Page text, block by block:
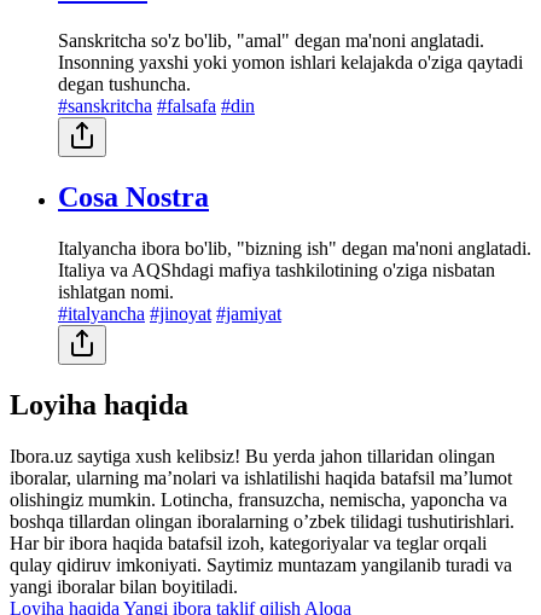
Sanskritcha so'z bo'lib, "amal" degan ma'noni anglatadi.
Insonning yaxshi yoki yomon ishlari kelajakda o'ziga qaytadi
degan tushuncha.
#sanskritcha #falsafa #din
Cosa Nostra
Italyancha ibora bo'lib, "bizning ish" degan ma'noni anglatadi.
Italiya va AQShdagi mafiya tashkilotining o'ziga nisbatan
ishlatgan nomi.
#italyancha #jinoyat #jamiyat
Loyiha haqida
Ibora.uz saytiga xush kelibsiz! Bu yerda jahon tillaridan olingan
iboralar, ularning maʼnolari va ishlatilishi haqida batafsil maʼlumot
olishingiz mumkin. Lotincha, fransuzcha, nemischa, yaponcha va
boshqa tillardan olingan iboralarning oʼzbek tilidagi tushutirishlari.
Har bir ibora haqida batafsil izoh, kategoriyalar va teglar orqali
qulay qidiruv imkoniyati. Saytimiz muntazam yangilanib turadi va
yangi iboralar bilan boyitiladi.
Loyiha haqida Yangi ibora taklif qilish Aloqa